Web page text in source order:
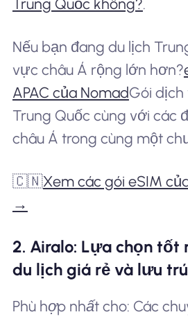
Trung Quốc không?.
Nếu bạn đang du lịch
vực châu Á rộng lớn hơn?
APAC của NomadGói
Trung Quốc cùng với các
châu Á trong cùng một
🇨🇳Xem các gói eSIM
→
2. Airalo: Lựa chọn tốt
du lịch giá rẻ và lưu
Phù hợp nhất cho: Các